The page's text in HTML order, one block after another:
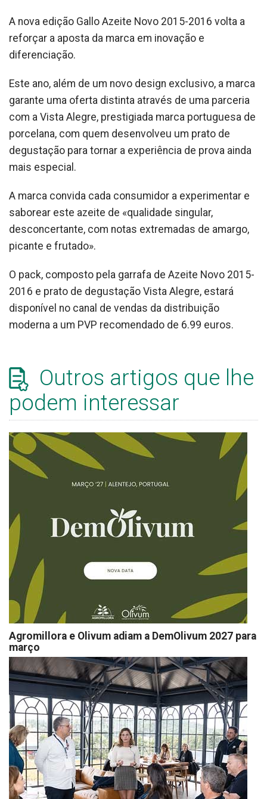
A nova edição Gallo Azeite Novo 2015-2016 volta a
reforçar a aposta da marca em inovação e
diferenciação.
Este ano, além de um novo design exclusivo, a marca
garante uma oferta distinta através de uma parceria
com a Vista Alegre, prestigiada marca portuguesa de
porcelana, com quem desenvolveu um prato de
degustação para tornar a experiência de prova ainda
mais especial.
A marca convida cada consumidor a experimentar e
saborear este azeite de «qualidade singular,
desconcertante, com notas extremadas de amargo,
picante e frutado».
O pack, composto pela garrafa de Azeite Novo 2015-
2016 e prato de degustação Vista Alegre, estará
disponível no canal de vendas da distribuição
moderna a um PVP recomendado de 6.99 euros.
Outros artigos que lhe
podem interessar
Agromillora e Olivum adiam a DemOlivum 2027 para
março